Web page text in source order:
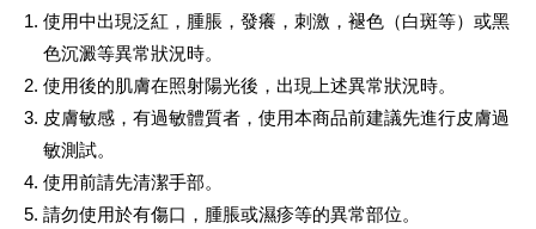
使用中出現泛紅，腫脹，發癢，刺激，褪色（白斑等）或黑
色沉澱等異常狀況時。
使用後的肌膚在照射陽光後，出現上述異常狀況時。
皮膚敏感，有過敏體質者，使用本商品前建議先進行皮膚過
敏測試。
使用前請先清潔手部。
請勿使用於有傷口，腫脹或濕疹等的異常部位。